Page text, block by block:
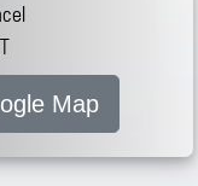
Map